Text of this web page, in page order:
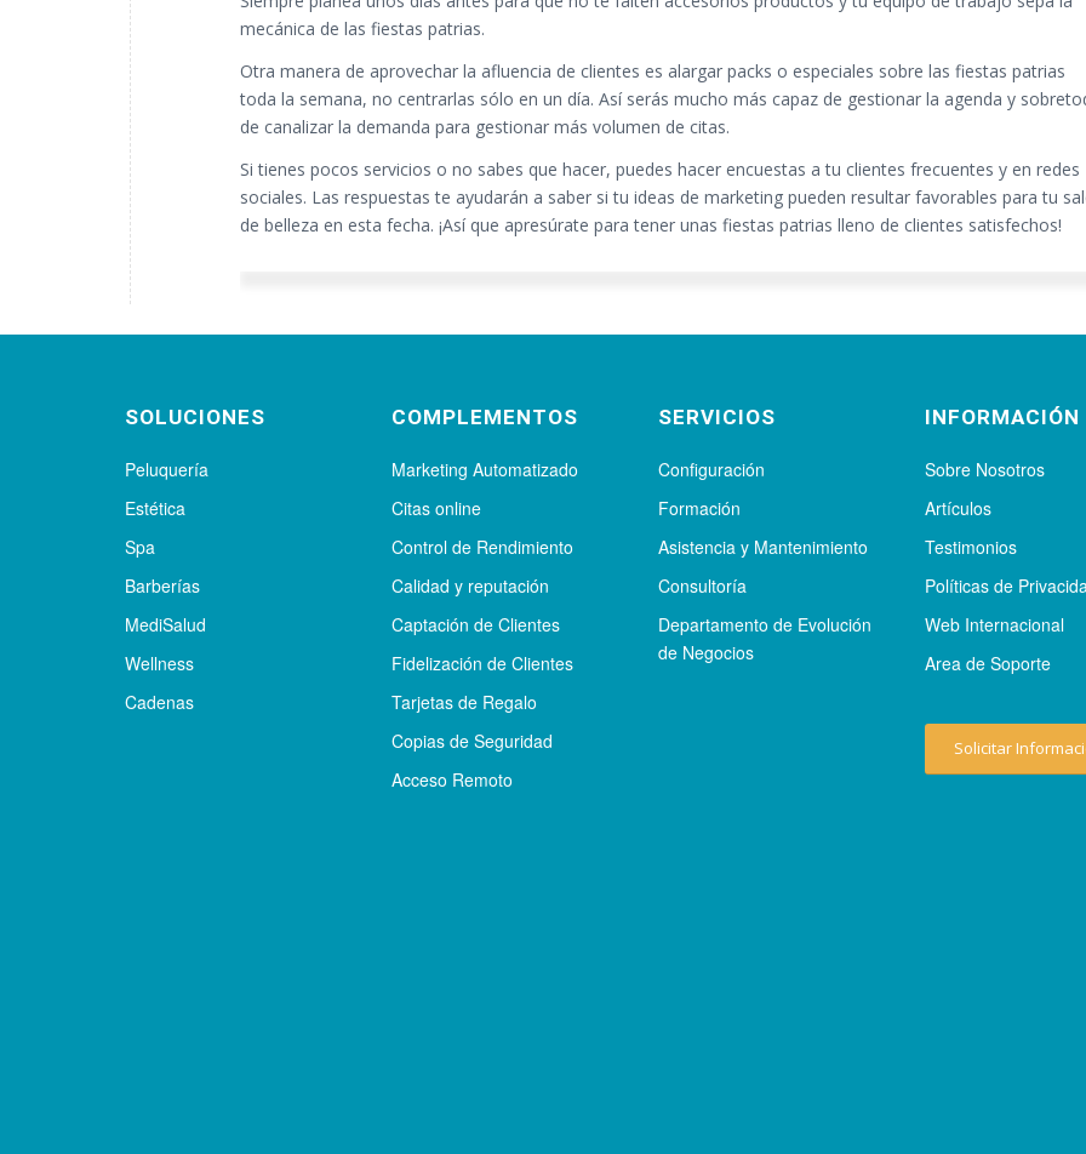
mecánica de las fiestas patrias.
Otra manera de aprovechar la afluencia de clientes es alargar packs o especiales sobre las fiestas patrias
toda la semana, no centrarlas sólo en un día. Así serás mucho más capaz de gestionar la agenda y
de canalizar la demanda para gestionar más volumen de citas.
Si tienes pocos servicios o no sabes que hacer, puedes hacer encuestas a tu clientes frecuentes y en redes
sociales. Las respuestas te ayudarán a saber si tu ideas de marketing pueden resultar favorables para tu
de belleza en esta fecha. ¡Así que apresúrate para tener unas fiestas patrias lleno de clientes satisfechos!
SOLUCIONES
Peluquería
Estética
Spa
Barberías
MediSalud
Wellness
Cadenas
COMPLEMENTOS
Marketing Automatizado
Citas online
Control de Rendimiento
Calidad y reputación
Captación de Clientes
Fidelización de Clientes
Tarjetas de Regalo
Copias de Seguridad
Acceso Remoto
SERVICIOS
Configuración
Formación
Asistencia y Mantenimiento
Consultoría
Departamento de Evolución
de Negocios
INFORMACIÓN
Sobre Nosotros
Artículos
Testimonios
Políticas de
Web Internacional
Area de Soporte
Solicitar